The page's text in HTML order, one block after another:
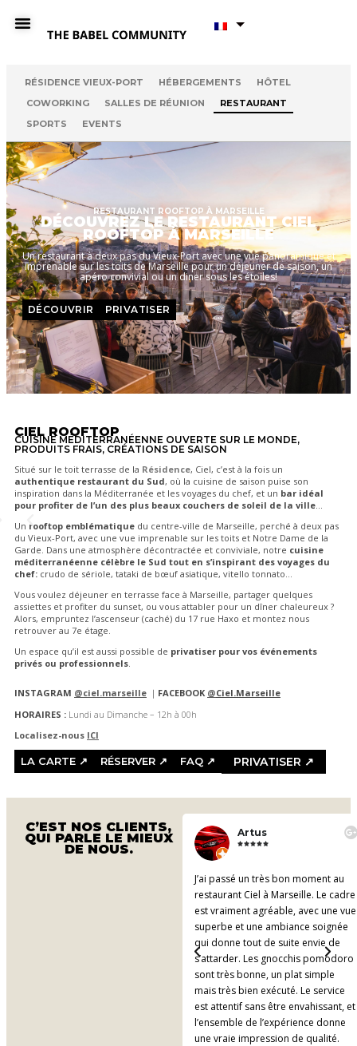
RÉSIDENCE VIEUX-PORT HÉBERGEMENTS
HÔTEL
COWORKING
SALLES DE RÉUNION
RESTAURANT
SPORTS
EVENTS
RESTAURANT ROOFTOP À MARSEILLE
DÉCOUVREZ LE RESTAURANT CIEL
ROOFTOP À MARSEILLE
Un restaurant à deux pas du Vieux-Port avec une vue panoramique et
imprenable sur les toits de Marseille pour un déjeuner de saison, un
apéro convivial ou un diner sous les étoiles!
DÉCOUVRIR PRIVATISER
CIEL ROOFTOP
CUISINE MÉDITERRANÉENNE OUVERTE SUR LE MONDE,
PRODUITS FRAIS, CRÉATIONS DE SAISON
Situé sur le toit terrasse de la Résidence, Ciel, c’est à la fois un
authentique restaurant du Sud, où la cuisine de saison puise son
inspiration dans la Méditerranée et les voyages du chef, et un bar idéal
pour profiter de l’un des plus beaux couchers de soleil de la ville
Un rooftop emblématique du centre-ville de Marseille, perché à deux pas
du Vieux-Port, avec une vue imprenable sur les toits et Notre Dame de la
Garde. Dans une atmosphère décontractée et conviviale, notre cuisine
méditerranéenne célèbre le Sud tout en s’inspirant des voyages du
chef: crudo de sériole, tataki de bœuf asiatique, vitello tonnato…
Vous voulez déjeuner en terrasse face à Marseille, partager quelques
assiettes et profiter du sunset, ou vous attabler pour un dîner chaleureux ?
Alors, empruntez l’ascenseur (caché) du 17 rue Haxo et montez nous
retrouver au 7e étage.
Un espace qu’il est aussi possible de privatiser pour vos événements
privés ou professionnels
LA CARTE ↗ RÉSERVER ↗ FAQ ↗ PRIVATISER ↗
INSTAGRAM @ciel.marseille ｜ FACEBOOK @Ciel.Marseille
HORAIRES : Lundi au Dimanche – 12h à 00h
Localisez-nous ICI
C’EST NOS CLIENTS,
QUI PARLE LE MIEUX
DE NOUS.
Max
   
Artus

J’ai passé un très bon moment au
restaurant Ciel à Marseille. Le cadre
est vraiment agréable, avec une vue
superbe et une ambiance soignée
qui donne tout de suite envie de
s’attarder. Les gnocchis pomodoro
sont très bonne, un plat simple
mais très bien exécuté. Le service
est attentif sans être envahissant, et
l’ensemble de l’expérience donne
une vraie impression de qualité.